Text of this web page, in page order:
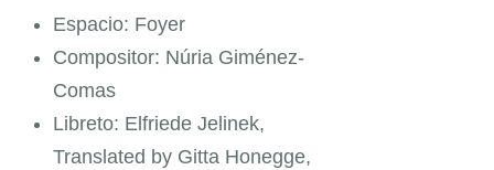
Espacio: Foyer
Compositor: Núria Giménez-
Comas
Libreto: Elfriede Jelinek,
Translated by Gitta Honegge,